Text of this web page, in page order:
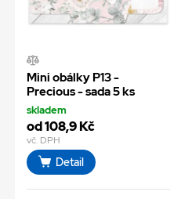
Mini obálky P13 -
Precious - sada 5 ks
skladem
od 108,9 Kč
vč. DPH
Detail